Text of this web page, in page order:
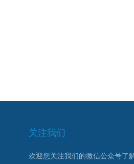
关注我们
欢迎您关注我们的微信公众号了